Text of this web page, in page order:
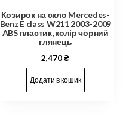
Козирок на скло Mercedes-
Benz E class W211 2003-2009
ABS пластик, колір чорний
глянець
2,470₴
Додати в кошик